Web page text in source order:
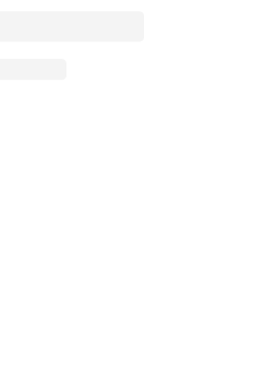
2023: